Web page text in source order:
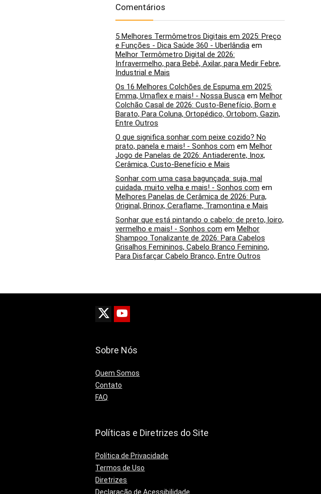
Comentários
5 Melhores Termômetros Digitais em 2025: Preço
e Funções - Dica Saúde 360 - Uberlândia em
Melhor Termômetro Digital de 2026:
Infravermelho, para Bebê, Axilar, para Medir Febre,
Industrial e Mais
Os 16 Melhores Colchões de Espuma em 2025:
Emma, Umaflex e mais! - Nossa Busca em Melhor
Colchão Casal de 2026: Custo-Benefício, Bom e
Barato, Para Coluna, Ortopédico, Ortobom, Gazin,
Entre Outros
O que significa sonhar com peixe cozido? No
prato, panela e mais! - Sonhos com em Melhor
Jogo de Panelas de 2026: Antiaderente, Inox,
Cerâmica, Custo-Benefício e Mais
Sonhar com uma casa bagunçada: suja, mal
cuidada, muito velha e mais! - Sonhos com em
Melhores Panelas de Cerâmica de 2026: Pura,
Original, Brinox, Ceraflame, Tramontina e Mais
Sonhar que está pintando o cabelo: de preto, loiro,
vermelho e mais! - Sonhos com em Melhor
Shampoo Tonalizante de 2026: Para Cabelos
Grisalhos Femininos, Cabelo Branco Feminino,
Para Disfarçar Cabelo Branco, Entre Outros
Sobre Nós
Quem Somos
Contato
FAQ
Políticas e Diretrizes do Site
Política de Privacidade
Termos de Uso
Diretrizes
Declaração de Acessibilidade